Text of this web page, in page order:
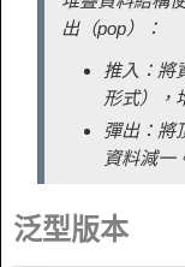
出（pop）：
推入：將
形式），
彈出：將
資料減一
泛型版本